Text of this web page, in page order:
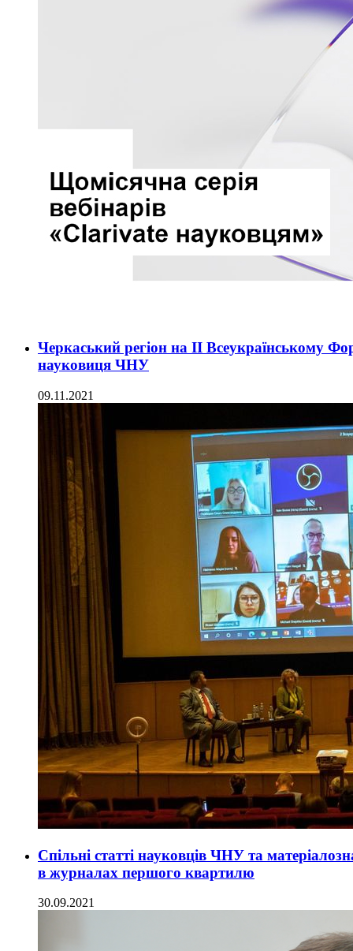
Черкаський регіон на ІІ Всеукраїнському
науковиця ЧНУ
09.11.2021
Спільні статті науковців ЧНУ та
в журналах першого квартилю
30.09.2021